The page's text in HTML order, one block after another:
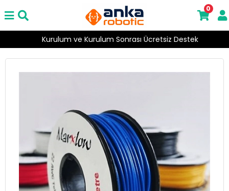
Kurulum ve Kurulum Sonrası Ücretsiz Destek
0